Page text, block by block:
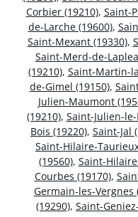
Corbier (19210), Saint-
de-Larche (19600),
Saint-Mexant (19330),
Saint-Merd-de-
(19210), Saint-Martin-
de-Gimel (19150),
Julien-Maumont
(19210), Saint-Julien-
Bois (19220), Saint-Jal
Saint-Hilaire-
(19560), Saint-
Courbes (19170),
Germain-les-Vergnes
(19290), Saint-